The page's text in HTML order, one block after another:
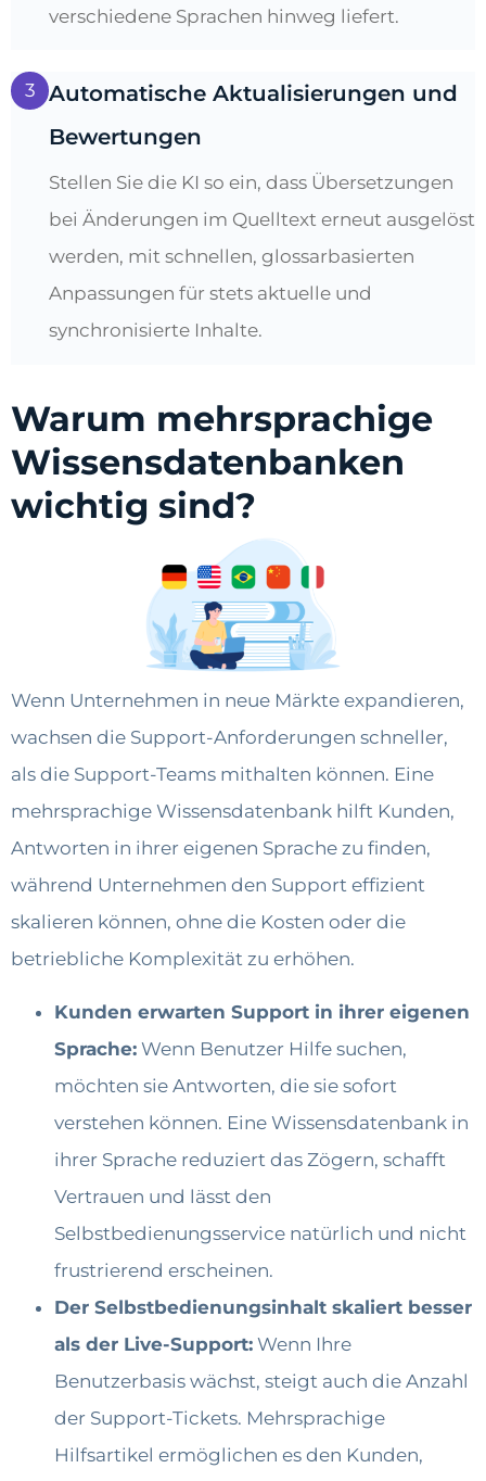
verschiedene Sprachen hinweg liefert.
3
Automatische Aktualisierungen und
Bewertungen
Stellen Sie die KI so ein, dass Übersetzungen
bei Änderungen im Quelltext erneut ausgelöst
werden, mit schnellen, glossarbasierten
Anpassungen für stets aktuelle und
synchronisierte Inhalte.
Warum mehrsprachige
Wissensdatenbanken
wichtig sind?
Wenn Unternehmen in neue Märkte expandieren,
wachsen die Support-Anforderungen schneller,
als die Support-Teams mithalten können. Eine
mehrsprachige Wissensdatenbank hilft Kunden,
Antworten in ihrer eigenen Sprache zu finden,
während Unternehmen den Support effizient
skalieren können, ohne die Kosten oder die
betriebliche Komplexität zu erhöhen.
Kunden erwarten Support in ihrer eigenen
Sprache: Wenn Benutzer Hilfe suchen,
möchten sie Antworten, die sie sofort
verstehen können. Eine Wissensdatenbank in
ihrer Sprache reduziert das Zögern, schafft
Vertrauen und lässt den
Selbstbedienungsservice natürlich und nicht
frustrierend erscheinen.
Der Selbstbedienungsinhalt skaliert besser
als der Live-Support: Wenn Ihre
Benutzerbasis wächst, steigt auch die Anzahl
der Support-Tickets. Mehrsprachige
Hilfsartikel ermöglichen es den Kunden,